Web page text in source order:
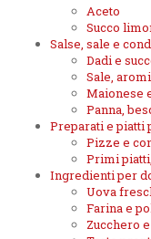
Aceto
Succo
Salse, sale e
Dadi e
Sale,
Maionese
Panna,
Preparati e piatti
Pizze e
Primi
Ingredienti per
Uova
Farina e
Zucchero